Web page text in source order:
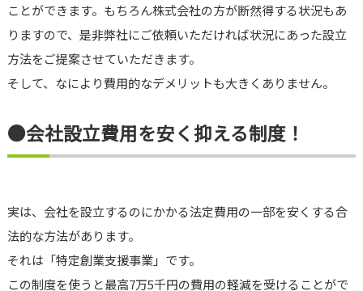
ことができます。もちろん株式会社の方が断然得する状況もあ
りますので、是非弊社にご依頼いただければ状況にあった設立
方法をご提案させていただきます。
そして、なにより費用的なデメリットも大きくありません。
●会社設立費用を安く抑える制度！
実は、会社を設立するのにかかる法定費用の一部を安くする合
法的な方法があります。
それは「特定創業支援事業」です。
この制度を使うと最高7万5千円の費用の軽減を受けることがで